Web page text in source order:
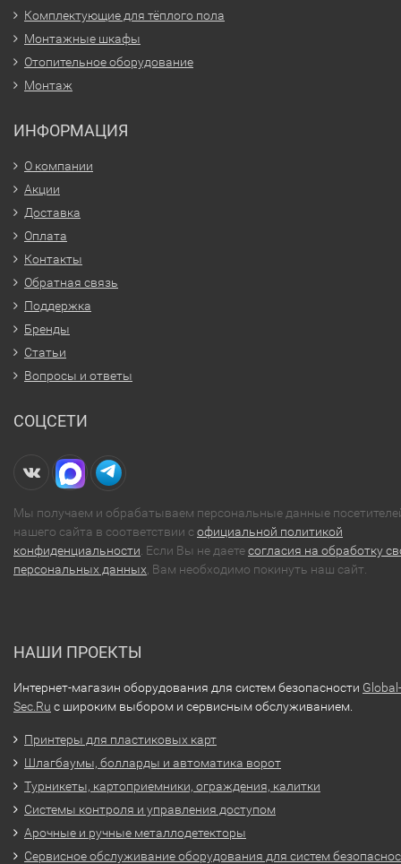
Комплектующие для тёплого пола
Монтажные шкафы
Отопительное оборудование
Монтаж
ИНФОРМАЦИЯ
О компании
Акции
Доставка
Оплата
Контакты
Обратная связь
Поддержка
Бренды
Статьи
Вопросы и ответы
СОЦСЕТИ
Мы получаем и обрабатываем персональные данные
нашего сайта в соответствии софициальной политикой
конфиденциальности . Если Вы не даетесогласия на обработку
персональных данных , Вам необходимо покинуть наш сайт.
НАШИ ПРОЕКТЫ
Интернет-магазин оборудования для систем безопасности Global-
Sec.Ru с широким выбором и сервисным обслуживанием.
Принтеры для пластиковых карт
Шлагбаумы, болларды и автоматика ворот
Турникеты, картоприемники, ограждения, калитки
Системы контроля и управления доступом
Арочные и ручные металлодетекторы
Сервисное обслуживание оборудования для систем